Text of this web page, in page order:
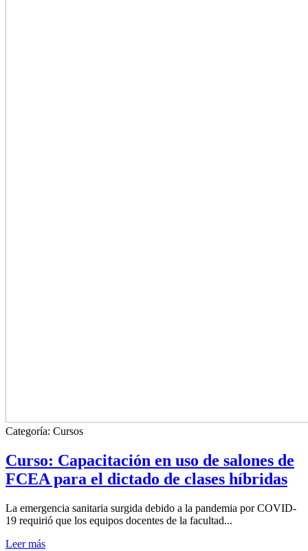
Categoría: Cursos
Curso: Capacitación en uso de salones de
FCEA para el dictado de clases híbridas
La emergencia sanitaria surgida debido a la pandemia por COVID-
19 requirió que los equipos docentes de la facultad...
Leer más